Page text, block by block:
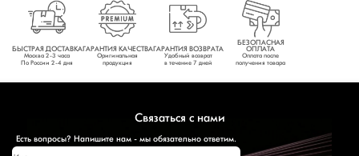
БЫСТРАЯ ДОСТАВКА
Москва 2-3 часа
По России 2-4 дня
ГАРАНТИЯ КАЧЕСТВА
Оригинальная
продукция
ГАРАНТИЯ ВОЗВРАТА
Удобный возврат
в течение 7 дней
БЕЗОПАСНАЯ
ОПЛАТА
Оплата после
получения товара
Связаться с нами
Есть вопросы? Напишите нам - мы обязательно ответим.